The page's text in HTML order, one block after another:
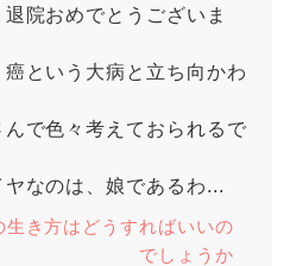
院おめでとうございま
という大病と立ち向かわ
で色々考えておられるで
なのは、娘であるわ...
生き方はどうすればいいの
でしょうか